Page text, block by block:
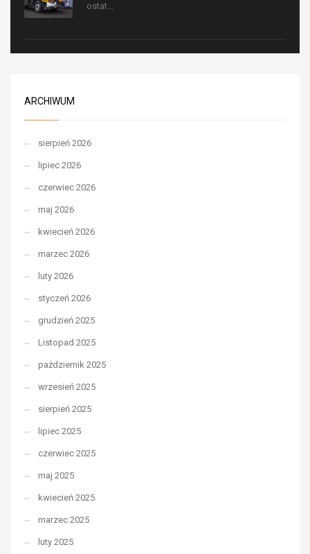
ostat...
ARCHIWUM
sierpień 2026
lipiec 2026
czerwiec 2026
maj 2026
kwiecień 2026
marzec 2026
luty 2026
styczeń 2026
grudzień 2025
Listopad 2025
październik 2025
wrzesień 2025
sierpień 2025
lipiec 2025
czerwiec 2025
maj 2025
kwiecień 2025
marzec 2025
luty 2025